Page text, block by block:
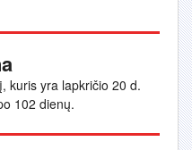
kuris yra lapkričio 20 d.
102 dienų.